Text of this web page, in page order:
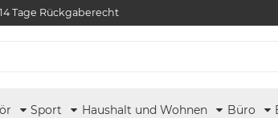
14 Tage Rückgaberecht
Sport Haushalt und Wohnen Büro